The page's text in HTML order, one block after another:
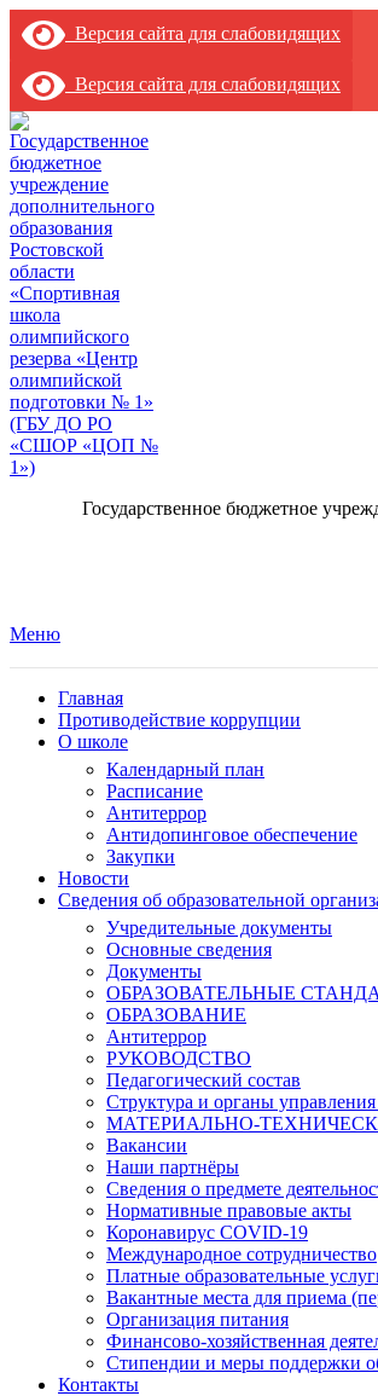
Версия сайта для слабовидящих
Версия сайта для слабовидящих
Государственное бюджетное
Меню
Главная
Противодействие коррупции
О школе
Календарный план
Расписание
Антитеррор
Антидопинговое обеспечение
Закупки
Новости
Сведения об образовательной
Учредительные документы
Основные сведения
Документы
ОБРАЗОВАТЕЛЬНЫЕ
ОБРАЗОВАНИЕ
Антитеррор
РУКОВОДСТВО
Педагогический состав
Структура и органы
МАТЕРИАЛЬНО-
Вакансии
Наши партнёры
Сведения о предмете
Нормативные правовые акты
Коронавирус COVID-19
Международное сотрудничество
Платные образовательные
Вакантные места для приема
Организация питания
Финансово-хозяйственная
Стипендии и меры поддержки
Контакты